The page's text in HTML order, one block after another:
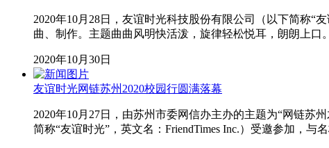
2020年10月28日，友谊时光科技股份有限公司（以下简称“
曲、制作。主题曲曲风明快活泼，旋律轻松悦耳，朗朗上
2020年10月30日
友谊时光网链苏州2020校园行圆满落幕
2020年10月27日，由苏州市委网信办主办的主题为“网链苏
简称“友谊时光”，英文名：FriendTimes Inc.）受邀参加，与